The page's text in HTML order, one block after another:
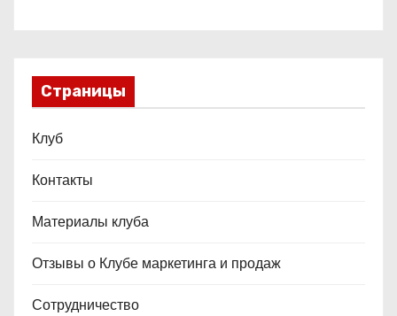
Страницы
Клуб
Контакты
Материалы клуба
Отзывы о Клубе маркетинга и продаж
Сотрудничество